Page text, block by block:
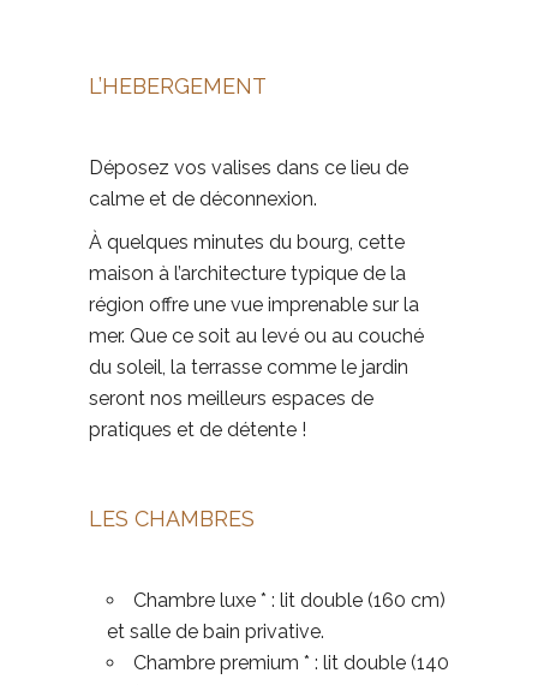
L’HEBERGEMENT
Déposez vos valises dans ce lieu de
calme et de déconnexion.
À quelques minutes du bourg, cette
maison à l’architecture typique de la
région offre une vue imprenable sur la
mer. Que ce soit au levé ou au couché
du soleil, la terrasse comme le jardin
seront nos meilleurs espaces de
pratiques et de détente !
LES CHAMBRES
Chambre luxe * : lit double (160 cm)
et salle de bain privative.
Chambre premium * : lit double (140